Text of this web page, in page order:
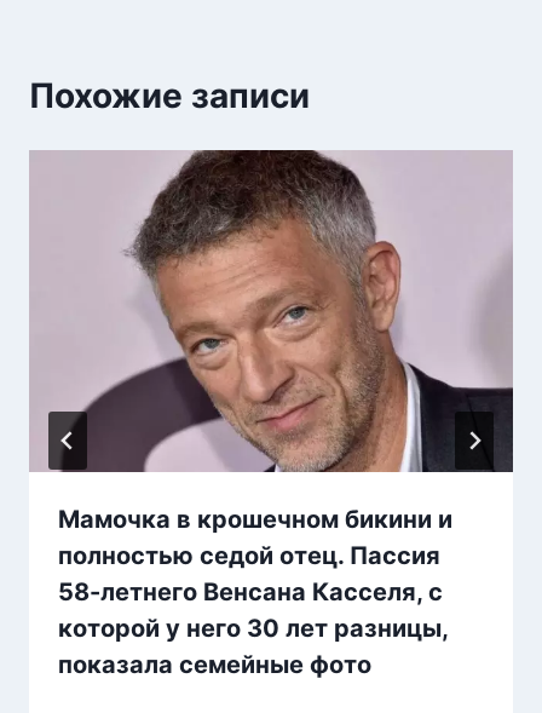
Похожие записи
Мамочка в крошечном бикини и
полностью седой отец. Пассия
58-летнего Венсана Касселя, с
которой у него 30 лет разницы,
показала семейные фото